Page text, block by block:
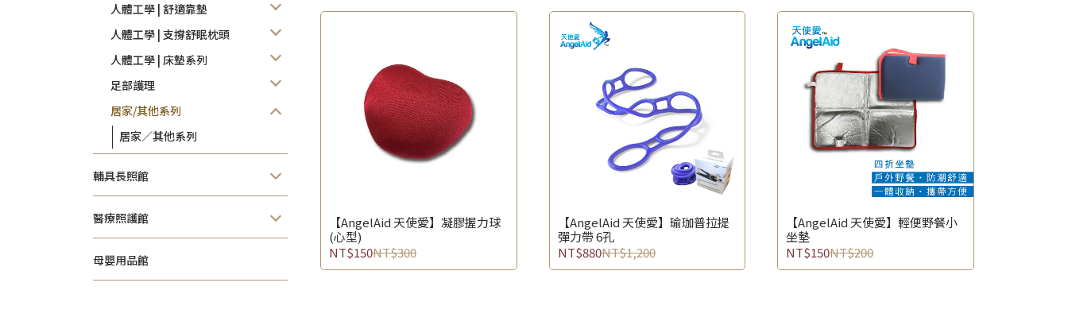
人體工學 | 舒適靠墊
人體工學 | 支撐舒眠枕頭
人體工學 | 床墊系列
足部護理
居家/其他系列
居家／其他系列
輔具長照館
醫療照護館
母嬰用品館
【AngelAid 天使愛】凝膠握力球
(心型)
NT$150NT$300
【AngelAid 天使愛】瑜珈普拉提
彈力帶 6孔
NT$880NT$1,200
【AngelAid 天使愛】輕便野餐小
坐墊
NT$150NT$200